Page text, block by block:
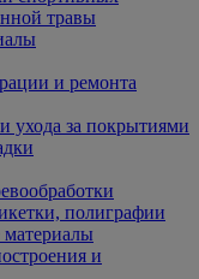
травы
и ремонта
ухода за покрытиями
полиграфии
и